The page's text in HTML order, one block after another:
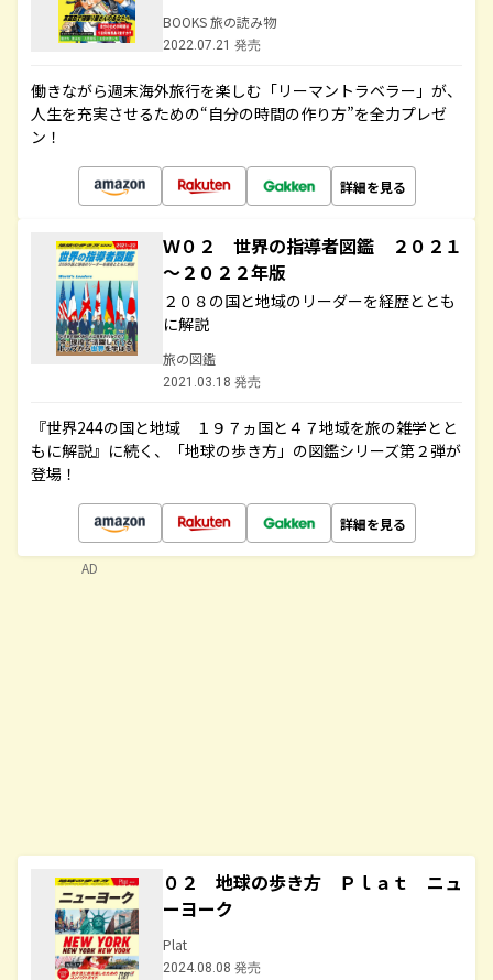
BOOKS 旅の読み物
2022.07.21 発売
働きながら週末海外旅行を楽しむ「リーマントラベラー」が、
人生を充実させるための“自分の時間の作り方”を全力プレゼ
ン！
詳細を見る
Ｗ０２ 世界の指導者図鑑 ２０２１
～２０２２年版
２０８の国と地域のリーダーを経歴ととも
に解説
旅の図鑑
2021.03.18 発売
『世界244の国と地域 １９７ヵ国と４７地域を旅の雑学とと
もに解説』に続く、「地球の歩き方」の図鑑シリーズ第２弾が
登場！
詳細を見る
０２ 地球の歩き方 Ｐｌａｔ ニュ
ーヨーク
Plat
2024.08.08 発売
AD